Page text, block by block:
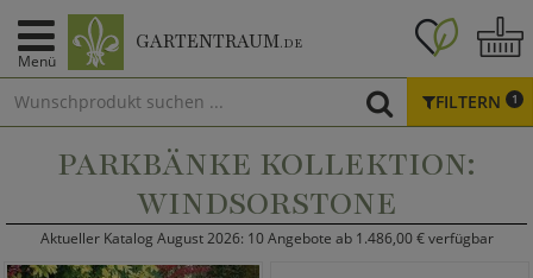
Menü
GARTENTRAUM.DE
FILTERN 1
PARKBÄNKE KOLLEKTION:
WINDSORSTONE
Aktueller Katalog August 2026: 10 Angebote ab 1.486,00 € verfügbar